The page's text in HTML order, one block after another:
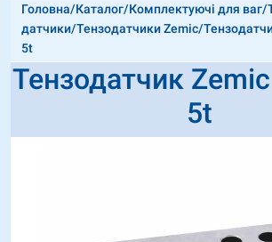
Головна/Каталог/Комплектуючі для ваг/
датчики/Тензодатчики Zemic/
5t
Тензодатчик
5t